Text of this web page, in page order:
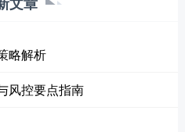
略解析
风控要点指南